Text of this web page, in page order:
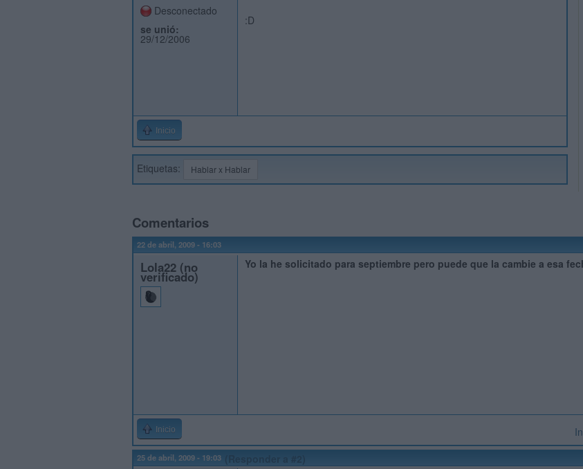
Desconectado
se unió:
29/12/2006
:D
Inicio
Etiquetas: Hablar x Hablar
Comentarios
22 de abril, 2009 - 16:03
Lola22 (no
verificado)
Yo la he solicitado para septiembre pero puede que la cambie a esa
Inicio
25 de abril, 2009 - 19:03